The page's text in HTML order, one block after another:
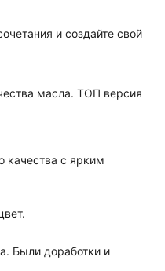
и создайте свой
масла. ТОП версия
качества с ярким
Были доработки и